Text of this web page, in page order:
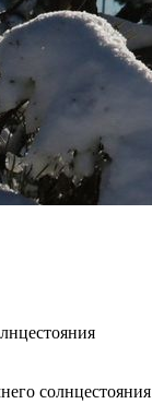
солнцестояния